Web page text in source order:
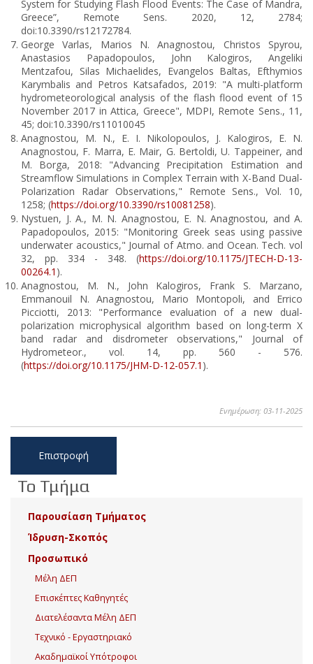
System for Studying Flash Flood Events: The Case of Mandra,
Greece”, Remote Sens. 2020, 12, 2784;
doi:10.3390/rs12172784.
George Varlas, Marios N. Anagnostou, Christos Spyrou,
Anastasios Papadopoulos, John Kalogiros, Angeliki
Mentzafou, Silas Michaelides, Evangelos Baltas, Efthymios
Karymbalis and Petros Katsafados, 2019: "A multi-platform
hydrometeorological analysis of the flash flood event of 15
November 2017 in Attica, Greece", MDPI, Remote Sens., 11,
45; doi:10.3390/rs11010045
Anagnostou, M. N., E. I. Nikolopoulos, J. Kalogiros, E. N.
Anagnostou, F. Marra, E. Mair, G. Bertoldi, U. Tappeiner, and
M. Borga, 2018: "Advancing Precipitation Estimation and
Streamflow Simulations in Complex Terrain with X-Band Dual-
Polarization Radar Observations," Remote Sens., Vol. 10,
1258; (https://doi.org/10.3390/rs10081258).
Nystuen, J. A., M. N. Anagnostou, E. N. Anagnostou, and A.
Papadopoulos, 2015: "Monitoring Greek seas using passive
underwater acoustics," Journal of Atmo. and Ocean. Tech. vol
32, pp. 334 - 348. (https://doi.org/10.1175/JTECH-D-13-
00264.1 ).
Anagnostou, M. N., John Kalogiros, Frank S. Marzano,
Emmanouil N. Anagnostou, Mario Montopoli, and Errico
Picciotti, 2013: "Performance evaluation of a new dual-
polarization microphysical algorithm based on long-term X
band radar and disdrometer observations," Journal of
Hydrometeor., vol. 14, pp. 560 - 576.
(https://doi.org/10.1175/JHM-D-12-057.1 ).
Ενημέρωση: 03-11-2025
Επιστροφή
Το Τμήμα
Παρουσίαση Τμήματος
Ίδρυση-Σκοπός
Προσωπικό
Μέλη ΔΕΠ
Επισκέπτες Καθηγητές
Διατελέσαντα Μέλη ΔΕΠ
Τεχνικό - Εργαστηριακό
Ακαδημαϊκοί Υπότροφοι